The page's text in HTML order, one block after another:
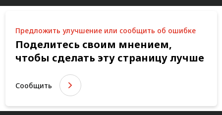
Предложить улучшение или сообщить об ошибке
Поделитесь своим мнением,
чтобы сделать эту страницу лучше
Сообщить